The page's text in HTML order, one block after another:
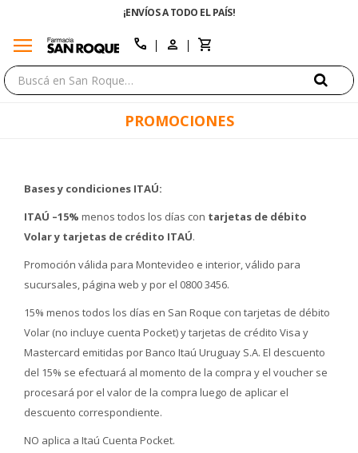
ENVÍO GRATIS EN COMPRAS +$1500 CON CUPÓN "ENVÍO"
menu call
PROMOCIONES
Bases y condiciones ITAÚ:
ITAÚ –15% menos todos los días con tarjetas de débito
Volar y tarjetas de crédito ITAÚ.
Promoción válida para Montevideo e interior, válido para
sucursales, página web y por el 0800 3456.
15% menos todos los días en San Roque con tarjetas de débito
Volar (no incluye cuenta Pocket) y tarjetas de crédito Visa y
Mastercard emitidas por Banco Itaú Uruguay S.A. El descuento
del 15% se efectuará al momento de la compra y el voucher se
procesará por el valor de la compra luego de aplicar el
descuento correspondiente.
NO aplica a Itaú Cuenta Pocket.
close